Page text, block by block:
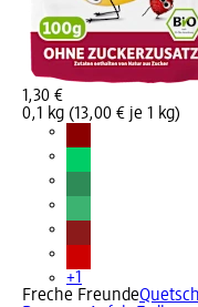
1,30 €
0,1 kg (13,00 € je 1 kg)
+1
Freche Freunde